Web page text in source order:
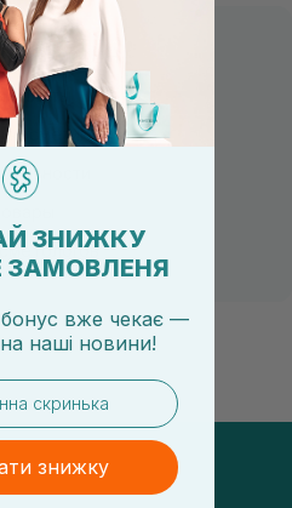
от 3000 UAH
косметика
ЗНИЖКУ
ЗАМОВЛЕНЯ
бонус вже чекає —
на наші новини!
знижку